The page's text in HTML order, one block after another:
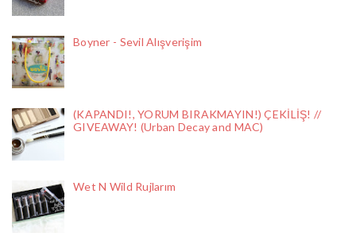
Boyner - Sevil Alışverişim
(KAPANDI!, YORUM BIRAKMAYIN!) ÇEKİLİŞ! //
GIVEAWAY! (Urban Decay and MAC)
Wet N Wild Rujlarım